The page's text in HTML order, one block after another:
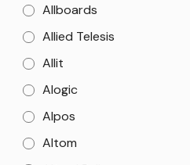
Allboards
Allied Telesis
Allit
Alogic
Alpos
Altom